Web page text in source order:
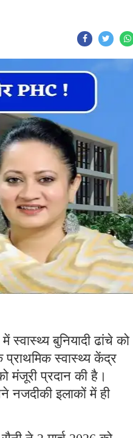
स्वास्थ्य बुनियादी ढांचे को
स्वास्थ्य केंद्र
प्रदान की है।
नजदीकी इलाकों में ही